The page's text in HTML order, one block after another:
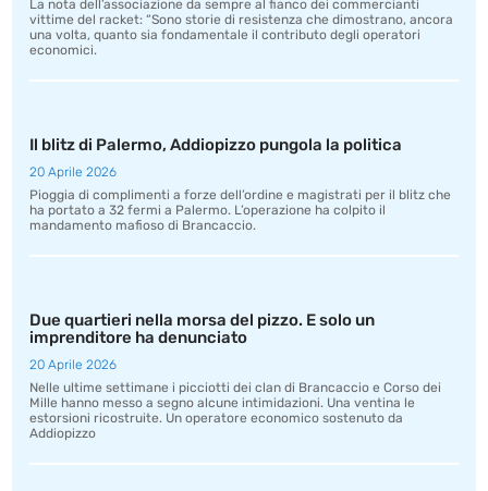
La nota dell’associazione da sempre al fianco dei commercianti
vittime del racket: “Sono storie di resistenza che dimostrano, ancora
una volta, quanto sia fondamentale il contributo degli operatori
economici.
Il blitz di Palermo, Addiopizzo pungola la politica
20 Aprile 2026
Pioggia di complimenti a forze dell’ordine e magistrati per il blitz che
ha portato a 32 fermi a Palermo. L’operazione ha colpito il
mandamento mafioso di Brancaccio.
Due quartieri nella morsa del pizzo. E solo un
imprenditore ha denunciato
20 Aprile 2026
Nelle ultime settimane i picciotti dei clan di Brancaccio e Corso dei
Mille hanno messo a segno alcune intimidazioni. Una ventina le
estorsioni ricostruite. Un operatore economico sostenuto da
Addiopizzo